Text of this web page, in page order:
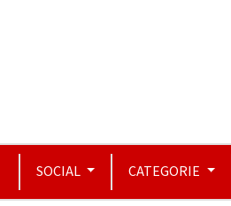
SOCIAL CATEGORIE